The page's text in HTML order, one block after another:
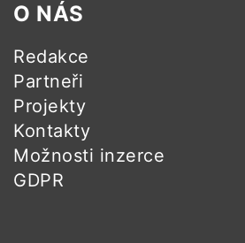
O NÁS
Redakce
Partneři
Projekty
Kontakty
Možnosti inzerce
GDPR